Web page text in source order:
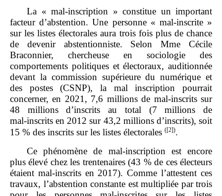
La « mal‑inscription » constitue un important
facteur d’abstention. Une personne « mal‑inscrite »
sur les listes électorales aura trois fois plus de chance
de devenir abstentionniste. Selon Mme Cécile
Braconnier, chercheuse en sociologie des
comportements politiques et électoraux, auditionnée
devant la commission supérieure du numérique et
des postes (CSNP), la mal inscription pourrait
concerner, en 2021, 7,6 millions de mal‑inscrits sur
48 millions d’inscrits au total (7 millions de
mal‑inscrits en 2012 sur 43,2 millions d’inscrits), soit
15 % des inscrits sur les listes électorales ([2]).
Ce phénomène de mal‑inscription est encore
plus élevé chez les trentenaires (43 % de ces électeurs
étaient mal‑inscrits en 2017). Comme l’attestent ces
travaux, l’abstention constante est multipliée par trois